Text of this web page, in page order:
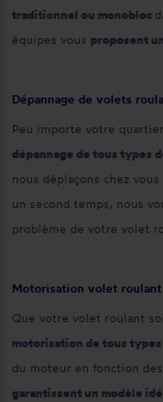
traditionnel ou monobloc
équipes vous proposent
Dépannage de volets
Peu importe votre
dépannage de tous types
nous déplaçons chez vous
un second temps, nous
problème de votre volet
Motorisation volet roulant
Que votre volet roulant
motorisation de tous
du moteur en fonction
garantissent un modèle